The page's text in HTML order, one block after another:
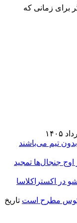
برای زمانی که
تیم می‌باشند
جنجال‌ها تمجید
در اکستراکلاسا
مطرح است تاریخ